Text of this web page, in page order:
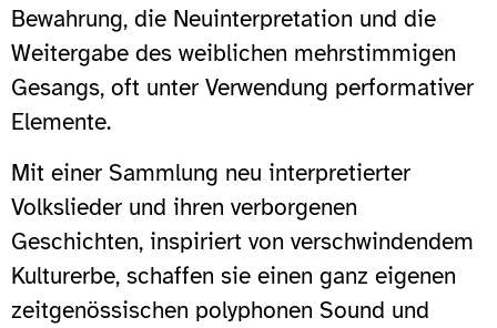
Bewahrung, die Neuinterpretation und die
Weitergabe des weiblichen mehrstimmigen
Gesangs, oft unter Verwendung performativer
Elemente.
Mit einer Sammlung neu interpretierter
Volkslieder und ihren verborgenen
Geschichten, inspiriert von verschwindendem
Kulturerbe, schaffen sie einen ganz eigenen
zeitgenössischen polyphonen Sound und